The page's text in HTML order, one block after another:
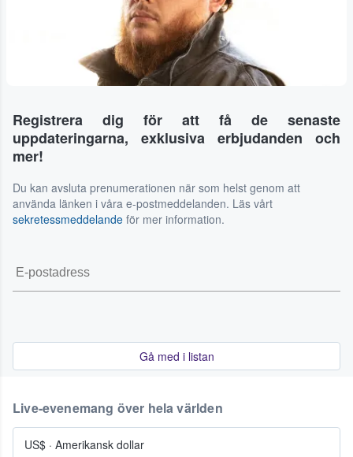
Registrera dig för att få de senaste
uppdateringarna, exklusiva erbjudanden och
mer!
Du kan avsluta prenumerationen när som helst genom att
använda länken i våra e-postmeddelanden. Läs vårt
sekretessmeddelande för mer information.
Gå med i listan
Live-evenemang över hela världen
US$ · Amerikansk dollar